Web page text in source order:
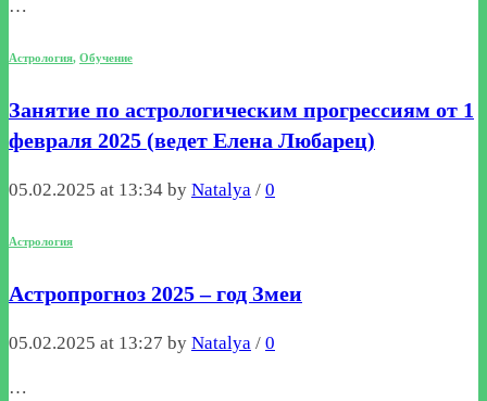
…
Астрология, Обучение
Занятие по астрологическим прогрессиям от 1
февраля 2025 (ведет Елена Любарец)
05.02.2025 at 13:34 by Natalya / 0
Астрология
Астропрогноз 2025 – год Змеи
05.02.2025 at 13:27 by Natalya / 0
…